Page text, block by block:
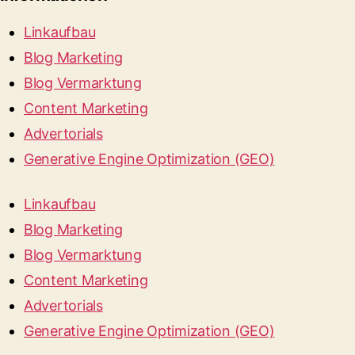
Linkaufbau
Blog Marketing
Blog Vermarktung
Content Marketing
Advertorials
Generative Engine Optimization (GEO)
Linkaufbau
Blog Marketing
Blog Vermarktung
Content Marketing
Advertorials
Generative Engine Optimization (GEO)